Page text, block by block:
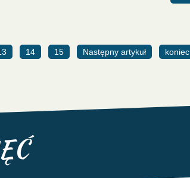
14 15 Następny artykuł koniec